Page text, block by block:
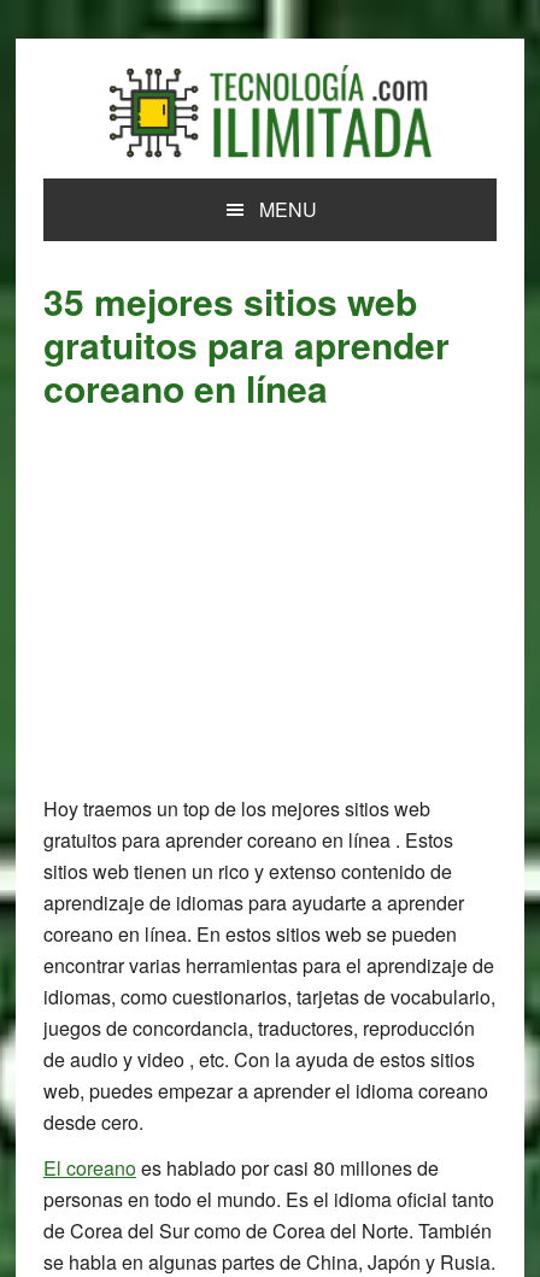
MENU
35 mejores sitios web
gratuitos para aprender
coreano en línea
Hoy traemos un top de los mejores sitios web
gratuitos para aprender coreano en línea . Estos
sitios web tienen un rico y extenso contenido de
aprendizaje de idiomas para ayudarte a aprender
coreano en línea. En estos sitios web se pueden
encontrar varias herramientas para el aprendizaje de
idiomas, como cuestionarios, tarjetas de vocabulario,
juegos de concordancia, traductores, reproducción
de audio y video , etc. Con la ayuda de estos sitios
web, puedes empezar a aprender el idioma coreano
desde cero.
El coreanoes hablado por casi 80 millones de
personas en todo el mundo. Es el idioma oficial tanto
de Corea del Sur como de Corea del Norte. También
se habla en algunas partes de China, Japón y Rusia.